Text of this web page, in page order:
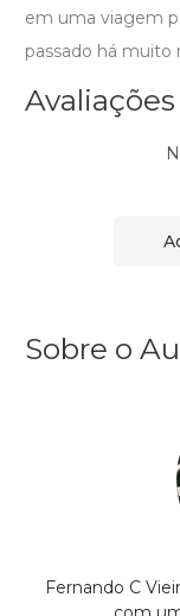
em uma viagem
passado há muito
Avaliações
Sobre o
Fernando C